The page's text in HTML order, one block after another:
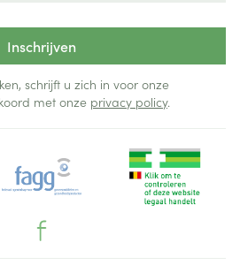
Inschrijven
schrijft u zich in voor onze
met onze privacy policy.